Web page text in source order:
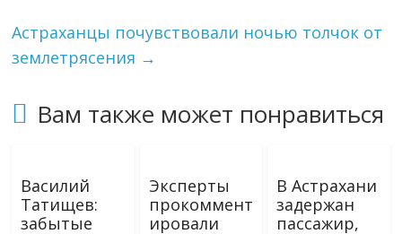
Астраханцы почувствовали ночью толчок от
землетрясения →
Вам также может понравиться
Василий
Татищев:
забытые
Эксперты
прокоммент
ировали
В Астрахани
задержан
пассажир,